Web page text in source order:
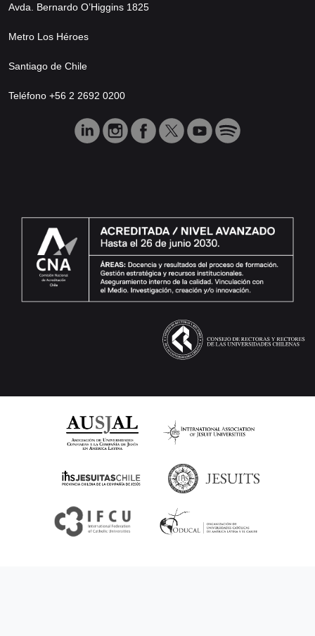
Avda. Bernardo O’Higgins 1825
Metro Los Héroes
Santiago de Chile
Teléfono +56 2 2692 0200